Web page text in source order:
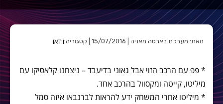
מאת: מערכת בארסה מאניה | 15/07/2016 | קטגוריה: וידאו
* פפ עם הרכב הזוי אבל גאוני בדיעבד – ניצחנו קלאסיקו עם
מיליטו, קייטה ומקסוול בהרכב אחד.
* מיליטו אחרי המשחק ידע להראות לברנבאו איזה סמל